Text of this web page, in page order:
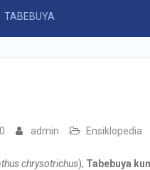
TABEBUYA
admin Ensiklopedia
chrysotrichus), Tabebuya